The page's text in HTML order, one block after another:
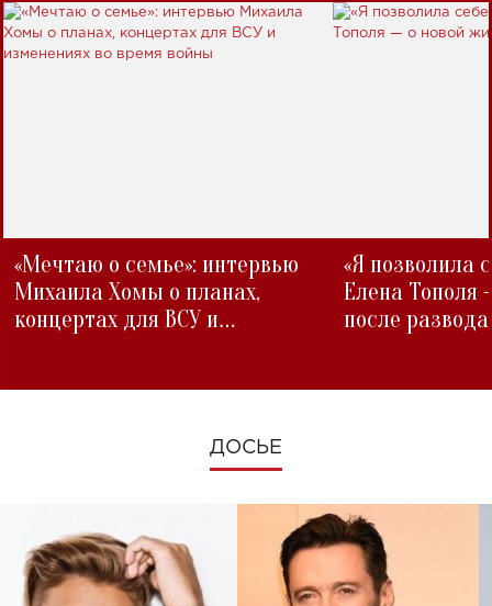
«Мечтаю о семье»: интервью
Михаила Хомы о планах,
концертах для ВСУ и
«Я позволила
Елена Тополя
после развода
ДОСЬЕ